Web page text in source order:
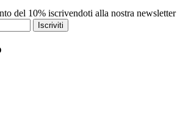
del 10% iscrivendoti alla nostra newsletter
Iscriviti